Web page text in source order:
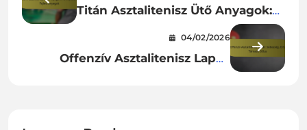
Titán Asztalitenisz Ütő Anyagok:
Könnyű, Erő, Fejlett anyagok
04/02/2026
Offenzív Asztalitenisz Lapát: